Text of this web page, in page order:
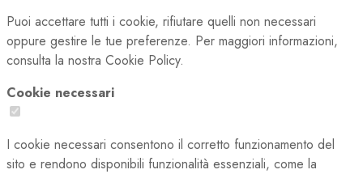
Puoi accettare tutti i cookie, rifiutare quelli non necessari
oppure gestire le tue preferenze. Per maggiori informazioni,
consulta la nostra Cookie Policy.
Cookie necessari
I cookie necessari consentono il corretto funzionamento del
sito e rendono disponibili funzionalità essenziali, come la